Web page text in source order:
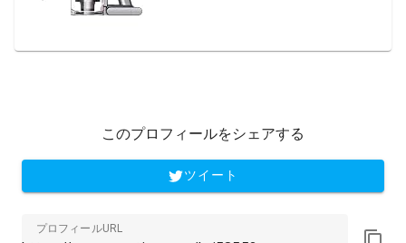
このプロフィールをシェアする
ツイート
プロフィールURL